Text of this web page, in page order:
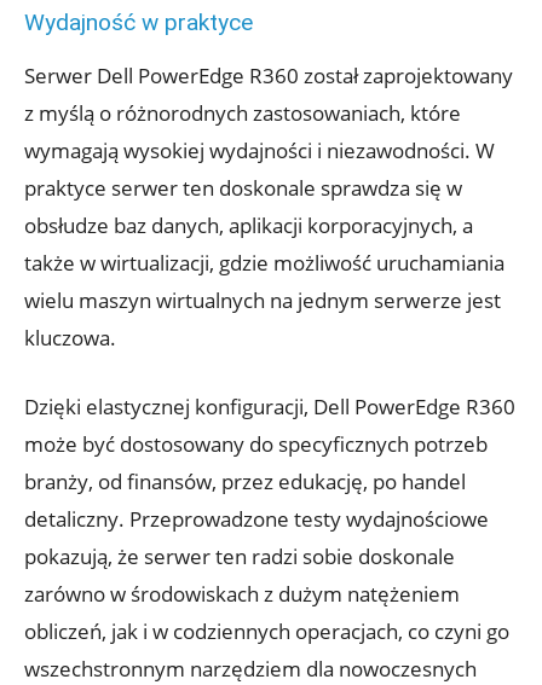
Wydajność w praktyce
Serwer Dell PowerEdge R360 został zaprojektowany
z myślą o różnorodnych zastosowaniach, które
wymagają wysokiej wydajności i niezawodności. W
praktyce serwer ten doskonale sprawdza się w
obsłudze baz danych, aplikacji korporacyjnych, a
także w wirtualizacji, gdzie możliwość uruchamiania
wielu maszyn wirtualnych na jednym serwerze jest
kluczowa.
Dzięki elastycznej konfiguracji, Dell PowerEdge R360
może być dostosowany do specyficznych potrzeb
branży, od finansów, przez edukację, po handel
detaliczny. Przeprowadzone testy wydajnościowe
pokazują, że serwer ten radzi sobie doskonale
zarówno w środowiskach z dużym natężeniem
obliczeń, jak i w codziennych operacjach, co czyni go
wszechstronnym narzędziem dla nowoczesnych